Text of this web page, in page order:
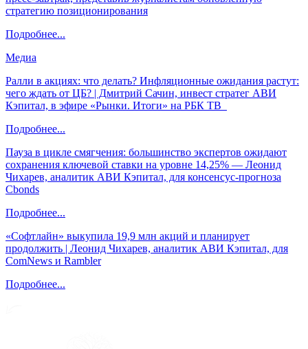
стратегию позиционирования
Подробнее...
Медиа
Ралли в акциях: что делать? Инфляционные ожидания растут:
чего ждать от ЦБ? | Дмитрий Сачин, инвест стратег АВИ
Кэпитал, в эфире «Рынки. Итоги» на РБК ТВ
Подробнее...
Пауза в цикле смягчения: большинство экспертов ожидают
сохранения ключевой ставки на уровне 14,25% — Леонид
Чихарев, аналитик АВИ Кэпитал, для консенсус-прогноза
Cbonds
Подробнее...
«Софтлайн» выкупила 19,9 млн акций и планирует
продолжить | Леонид Чихарев, аналитик АВИ Кэпитал, для
ComNews и Rambler
Подробнее...